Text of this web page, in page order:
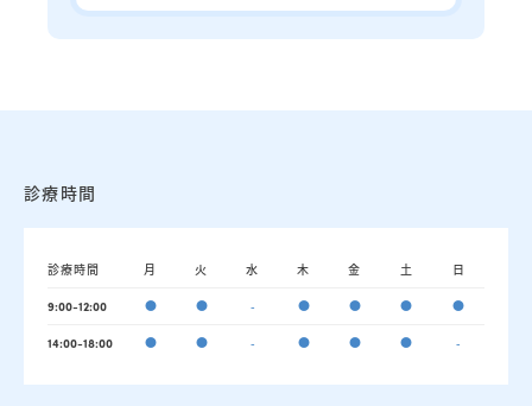
診療時間
診療時間 月 火 水 木 金 土 日
9:00-12:00 ● ● - ● ● ● ●
14:00-18:00 ● ● - ● ● ● -